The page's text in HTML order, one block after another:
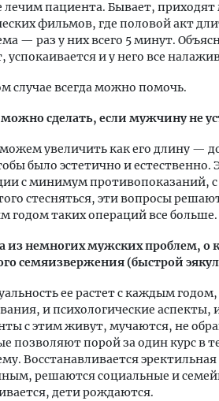
лечим пациента. Бывает,
фильмов, где половой акт
— раз у них всего 5 минут.
успокаивается и у него все
случае всегда можно помочь.
сделать, если мужчину не
увеличить как его длину —
было эстетично и
с минимум
стесняться, эти вопросы
годом таких операций все больше.
из немногих мужских проблем, о
семяизвержения (быстрой
ее растет с каждым
и психологические
с этим живут, мучаются, не
позволяют порой за один курс в
Восстанавливается
решаются социальные и
дети рождаются.